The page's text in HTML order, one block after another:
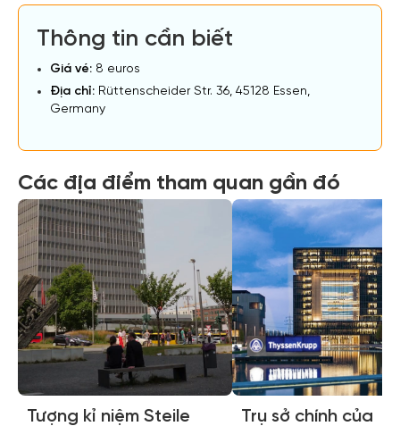
Thông tin cần biết
Giá vé: 8 euros
Địa chỉ: Rüttenscheider Str. 36, 45128 Essen,
Germany
Các địa điểm tham quan gần đó
Tượng kỉ niệm Steile
Trụ sở chính của